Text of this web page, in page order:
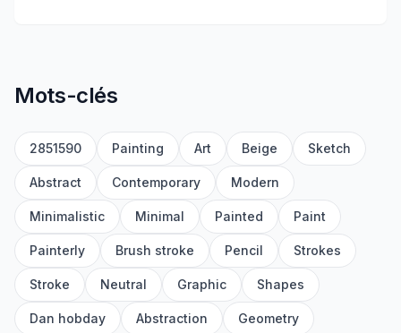
Mots-clés
2851590 Painting Art Beige Sketch
Abstract Contemporary Modern
Minimalistic Minimal Painted Paint
Painterly Brush stroke Pencil Strokes
Stroke Neutral Graphic Shapes
Dan hobday Abstraction Geometry